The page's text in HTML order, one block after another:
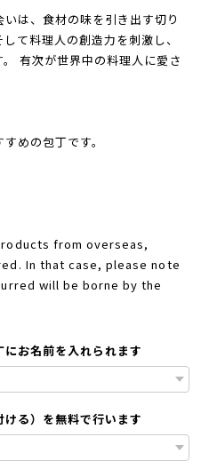
は、食材の味を引き出す切り
て料理人の創造力を刺激し、
有次が世界中の料理人に愛さ
めの包丁です。
from overseas,
In that case, please note
will be borne by the
にお名前を入れられます
る）を無料で行います